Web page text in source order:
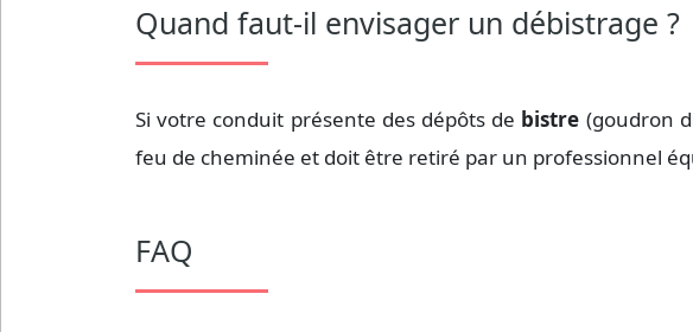
Quand faut-il envisager un débistrage ?
Si votre conduit présente des dépôts de bistre (goudron
feu de cheminée et doit être retiré par un professionnel
FAQ